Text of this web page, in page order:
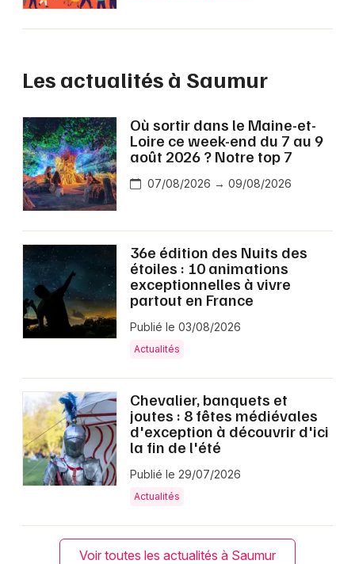
Les actualités à Saumur
Où sortir dans le Maine-et-
Loire ce week-end du 7 au 9
août 2026 ? Notre top 7
07/08/2026 → 09/08/2026
36e édition des Nuits des
étoiles : 10 animations
exceptionnelles à vivre
partout en France
Publié le 03/08/2026
Actualités
Chevalier, banquets et
joutes : 8 fêtes médiévales
d'exception à découvrir d'ici
la fin de l'été
Publié le 29/07/2026
Actualités
Voir toutes les actualités à Saumur